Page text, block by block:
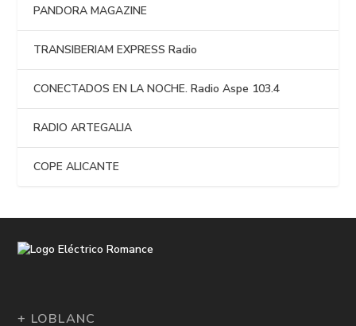
PANDORA MAGAZINE
TRANSIBERIAM EXPRESS Radio
CONECTADOS EN LA NOCHE. Radio Aspe 103.4
RADIO ARTEGALIA
COPE ALICANTE
+ LOBLANC